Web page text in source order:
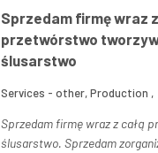
Sprzedam firmę wraz
przetwórstwo
ślusarstwo
Services - other, Production ,
Sprzedam firmę wraz z całą
ślusarstwo. Sprzedam zorganizowane przedsiębiorstwo produkcyjne wraz ze znaną